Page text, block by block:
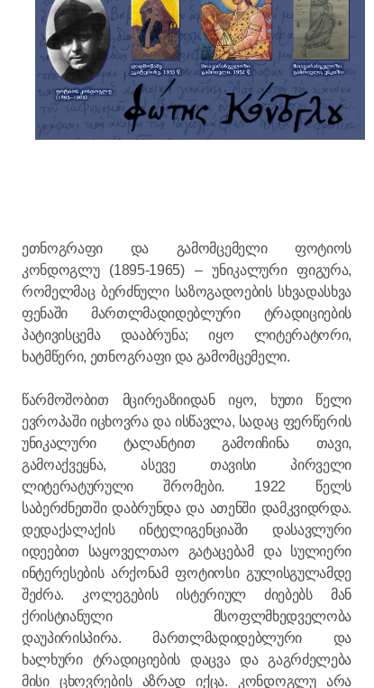
ეთნოგრაფი და გამომცემელი ფოტიოს
კონდოგლუ (1895-1965) – უნიკალური ფიგურა,
რომელმაც ბერძნული საზოგადოების სხვადასხვა
ფენაში მართლმადიდებლური ტრადიციების
პატივისცემა დააბრუნა; იყო ლიტერატორი,
ხატმწერი, ეთნოგრაფი და გამომცემელი.
წარმოშობით მცირეაზიიდან იყო, ხუთი წელი
ევროპაში იცხოვრა და ისწავლა, სადაც ფერწერის
უნიკალური ტალანტით გამოიჩინა თავი,
გამოაქვეყნა, ასევე თავისი პირველი
ლიტერატურული შრომები. 1922 წელს
საბერძნეთში დაბრუნდა და ათენში დამკვიდრდა.
დედაქალაქის ინტელიგენციაში დასავლური
იდეებით საყოველთაო გატაცებამ და სულიერი
ინტერესების არქონამ ფოტიოსი გულისგულამდე
შეძრა. კოლეგების ისტერიულ ძიებებს მან
ქრისტიანული მსოფლმხედველობა
დაუპირისპირა. მართლმადიდებლური და
ხალხური ტრადიციების დაცვა და გაგრძელება
მისი ცხოვრების აზრად იქცა. კონდოგლუ არა